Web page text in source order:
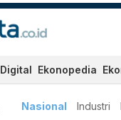
Digital Ekonopedia
Nasional Industri